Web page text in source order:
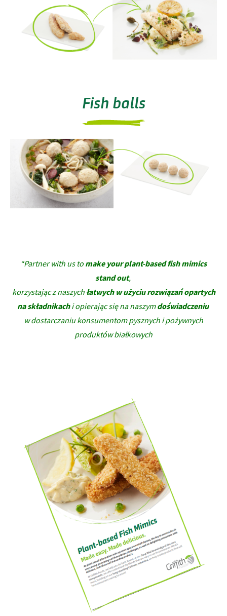
Fish balls
“Partner with us to make your plant-based fish mimics
stand out,
korzystając z naszych łatwych w użyciu rozwiązań opartych
na składnikachi opierając się na naszymdoświadczeniu
w dostarczaniu konsumentom pysznych i pożywnych
produktów białkowych